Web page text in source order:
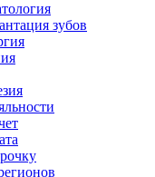
зубов